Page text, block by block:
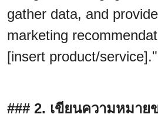
gather data, and
marketing
[insert product/service]."
### 2. เขียนความหมาย